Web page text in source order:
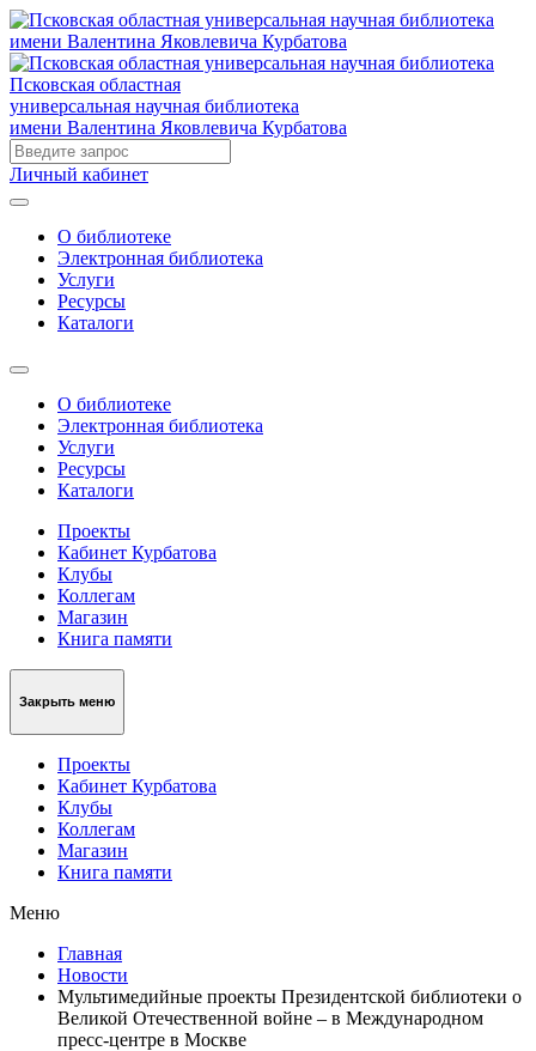
Псковская областная
универсальная научная библиотека
имени Валентина Яковлевича Курбатова
Личный кабинет
О библиотеке
Электронная библиотека
Услуги
Ресурсы
Каталоги
О библиотеке
Электронная библиотека
Услуги
Ресурсы
Каталоги
Проекты
Кабинет Курбатова
Клубы
Коллегам
Магазин
Книга памяти
Закрыть меню
Проекты
Кабинет Курбатова
Клубы
Коллегам
Магазин
Книга памяти
Меню
Главная
Новости
Мультимедийные проекты Президентской библиотеки о
Великой Отечественной войне – в Международном
пресс-центре в Москве